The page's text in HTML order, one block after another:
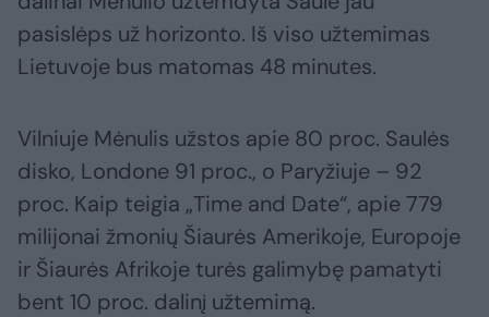
pasislėps už horizonto. Iš viso užtemimas
Lietuvoje bus matomas 48 minutes.
Vilniuje Mėnulis užstos apie 80 proc. Saulės
disko, Londone 91 proc., o Paryžiuje – 92
proc. Kaip teigia „Time and Date“, apie 779
milijonai žmonių Šiaurės Amerikoje, Europoje
ir Šiaurės Afrikoje turės galimybę pamatyti
bent 10 proc. dalinį užtemimą.